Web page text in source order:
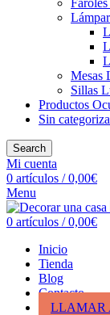
Mesas
Sillas
Productos
Sin
Search
Mi cuenta
0 artículos / 0,00€
Menu
0 artículos / 0,00€
Inicio
Tienda
Blog
Contacto
LLAMAR